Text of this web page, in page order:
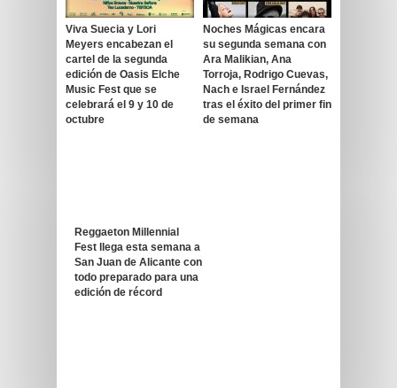
Viva Suecia y Lori
Meyers encabezan el
cartel de la segunda
edición de Oasis Elche
Music Fest que se
celebrará el 9 y 10 de
octubre
Noches Mágicas encara
su segunda semana con
Ara Malikian, Ana
Torroja, Rodrigo Cuevas,
Nach e Israel Fernández
tras el éxito del primer fin
de semana
Reggaeton Millennial
Fest llega esta semana a
San Juan de Alicante con
todo preparado para una
edición de récord